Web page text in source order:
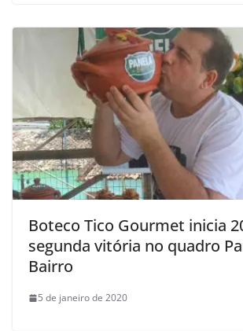
Boteco Tico Gourmet inicia
segunda vitória no quadro
Bairro
5 de janeiro de 2020